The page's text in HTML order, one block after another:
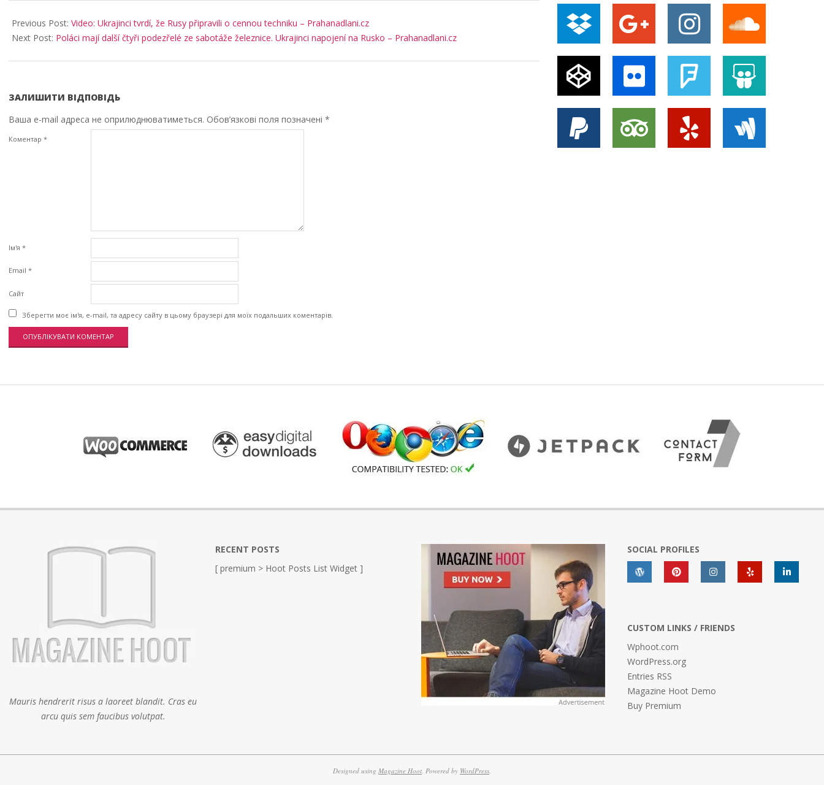
05-
15
Previous Post: Video: Ukrajinci tvrdí, že Rusy připravili o cennou techniku – Prahanadlani.cz
Next Post: Poláci mají další čtyři podezřelé ze sabotáže železnice. Ukrajinci napojení na Rusko – Prahanadlani.cz
ЗАЛИШИТИ ВІДПОВІДЬ
Ваша e-mail адреса не оприлюднюватиметься. Обов’язкові поля позначені *
Коментар *
Ім'я *
Email *
Сайт
Зберегти моє ім'я, e-mail, та адресу сайту в цьому браузері для моїх подальших коментарів.
Mauris hendrerit risus a laoreet blandit. Cras eu
arcu quis sem faucibus volutpat.
RECENT POSTS
[ premium > Hoot Posts List Widget ]
SOCIAL PROFILES
CUSTOM LINKS / FRIENDS
Wphoot.com
WordPress.org
Entries RSS
Magazine Hoot Demo
Buy Premium
Designed using Magazine Hoot . Powered by WordPress